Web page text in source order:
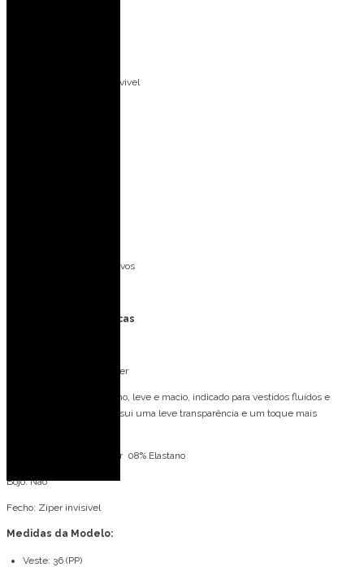
Aplicação de flor removivel
Ideal para mãe dos noivos
Especificações Técnicas
Composição: 100% Poliéster
O Chiffon é um tecido plano, leve e macio, indicado para vestidos fluídos e
esvoaçantes. O tecido possui uma leve transparência e um toque mais
Forro: Malha 92% Poliéster 08% Elastano
Bojo: Não
Fecho: Zíper invisível
Medidas da Modelo:
Veste: 36 (PP)